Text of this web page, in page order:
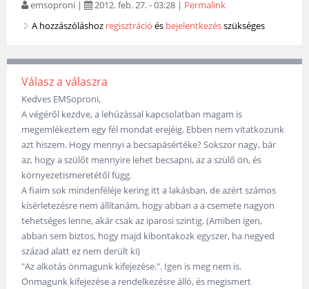
emsoproni | 2012. feb. 27. - 03:28 | Permalink
A hozzászóláshoz regisztráció és bejelentkezésszükséges
Válasz a válaszra
Kedves EMSoproni,
A végéről kezdve, a lehúzással kapcsolatban magam is
megemlékeztem egy fél mondat erejéig. Ebben nem vitatkozunk
azt hiszem. Hogy mennyi a becsapásértéke? Sokszor nagy, bár
az, hogy a szülőt mennyire lehet becsapni, az a szülő ön, és
környezetismeretétől függ.
A fiaim sok mindenféléje kering itt a lakásban, de azért számos
kísérletezésre nem állítanám, hogy abban a a csemete nagyon
tehetséges lenne, akár csak az iparosi szintig. (Amiben igen,
abban sem biztos, hogy majd kibontakozk egyszer, ha negyed
század alatt ez nem derült ki)
"Az alkotás önmagunk kifejezése.". Igen is meg nem is.
Önmagunk kifejezése a rendelkezésre álló, és megismert